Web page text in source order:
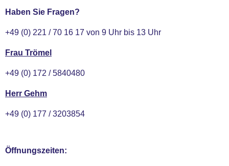
Haben Sie Fragen?
+49 (0) 221 / 70 16 17 von 9 Uhr bis 13 Uhr
Frau Trömel
+49 (0) 172 / 5840480
Herr Gehm
+49 (0) 177 / 3203854
Öffnungszeiten: